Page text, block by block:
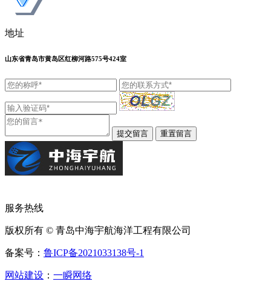
地址
山东省青岛市黄岛区红柳河路575号424室
服务热线
版权所有 © 青岛中海宇航海洋工程有限公司
备案号： 鲁ICP备2021033138号-1
网站建设 ： 一瞬网络